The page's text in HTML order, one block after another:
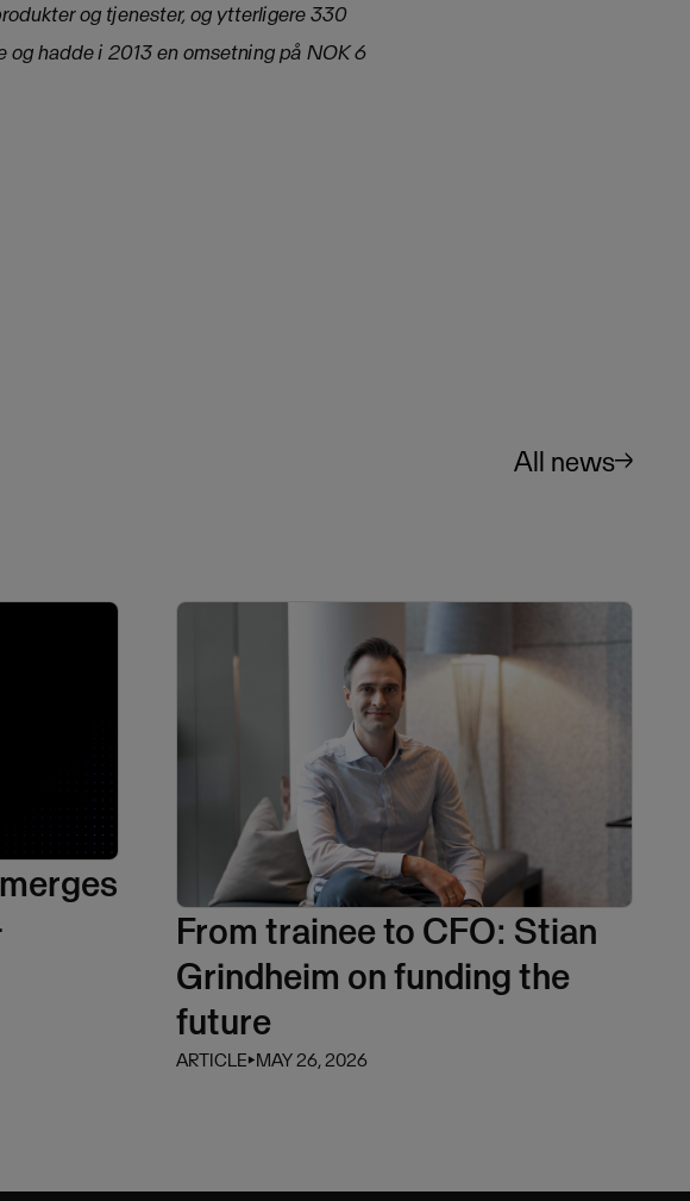
og tjenester, og ytterligere 330
hadde i 2013 en omsetning på NOK 6
All news
From trainee to CFO: Stian
Grindheim on funding the
future
ARTICLE⏵MAY 26, 2026